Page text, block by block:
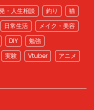
・人生相談 釣り
猫
日常生活
メイク・美容
DIY
勉強
実験 Vtuber
アニメ